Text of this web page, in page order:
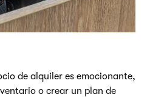
de alquiler es emocionante,
o crear un plan de